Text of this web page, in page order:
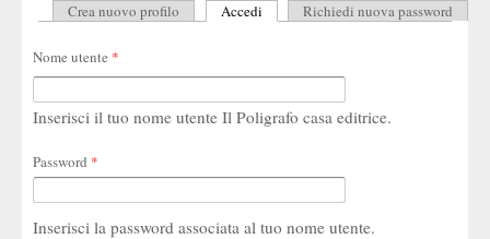
Schede primarie
Crea nuovo profilo Accedi (scheda attiva)
Richiedi nuova password
Nome utente *
Inserisci il tuo nome utente Il Poligrafo casa editrice.
Password *
Inserisci la password associata al tuo nome utente.